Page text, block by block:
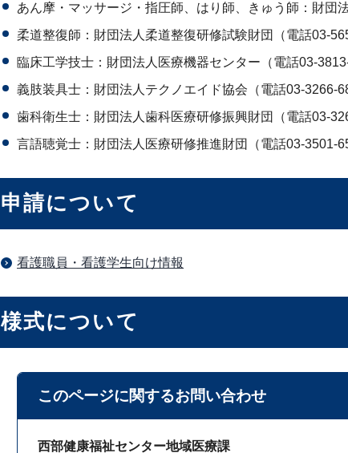
あん摩・マッサージ・指圧師、はり師、きゅう師：財団
柔道整復師：財団法人柔道整復研修試験財団（電話03-
臨床工学技士：財団法人医療機器センター（電話03-3813-
義肢装具士：財団法人テクノエイド協会（電話03-3266-
歯科衛生士：財団法人歯科医療研修振興財団（電話03-
言語聴覚士：財団法人医療研修推進財団（電話03-3501-
申請について
看護職員・看護学生向け情報
様式について
このページに関するお問い合わせ
西部健康福祉センター地域医療課